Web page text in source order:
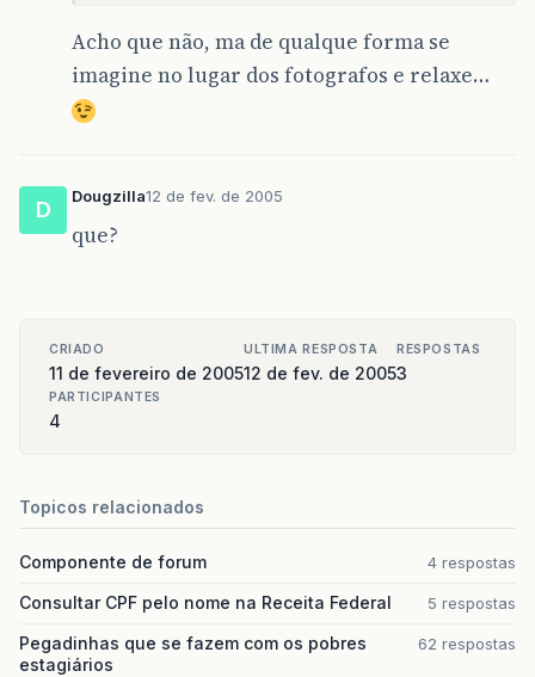
Acho que não, ma de qualque forma se
imagine no lugar dos fotografos e relaxe…
D
Dougzilla12 de fev. de 2005
que?
CRIADO
11 de fevereiro de 2005
ULTIMA RESPOSTA
12 de fev. de 2005
RESPOSTAS
3
PARTICIPANTES
4
Topicos relacionados
Componente de forum 4 respostas
Consultar CPF pelo nome na Receita Federal 5 respostas
Pegadinhas que se fazem com os pobres
estagiários
62 respostas